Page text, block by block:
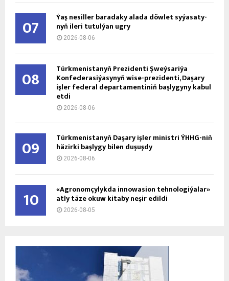
07 Ýaş ne­sil­ler ba­ra­da­ky ala­da döw­let sy­ýa­sa­ty­
nyň ile­ri tu­tul­ýan ug­ry
2026-08-06
08 Türkmenistanyň Prezidenti Şweýsariýa
Konfederasiýasynyň wise-prezidenti, Daşary
işler federal departamentiniň başlygyny kabul
etdi
2026-08-06
09 Türkmenistanyň Daşary işler ministri ÝHHG-niň
häzirki başlygy bilen duşuşdy
2026-08-06
10 «Agronomçylykda innowasion tehnologiýalar»
atly täze okuw kitaby neşir edildi
2026-08-05